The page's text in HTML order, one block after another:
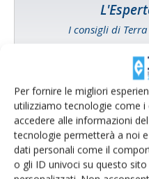
Per fornire le migliori
utilizziamo tecnologie come
accedere alle informazioni
tecnologie permetterà a noi
dati personali come il
o gli ID univoci su questo
I consigli di